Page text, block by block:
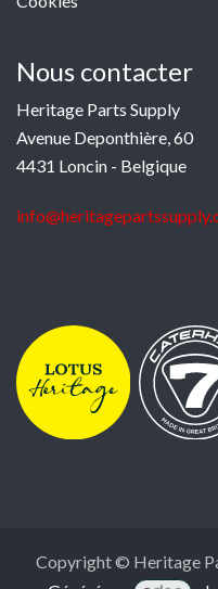
Nous contacter
Heritage Parts Supply
Avenue Deponthière, 60
4431 Loncin - Belgique
Copyright © Heritage